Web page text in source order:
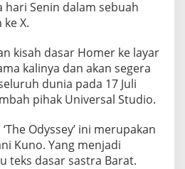
Z
d
a
y
a
a
n
Senin dalam sebuah
X.
kisah dasar Homer ke layar
kalinya dan akan segera
dunia pada 17 Juli
pihak Universal Studio.
Odyssey’ ini merupakan
Kuno. Yang menjadi
teks dasar sastra Barat.